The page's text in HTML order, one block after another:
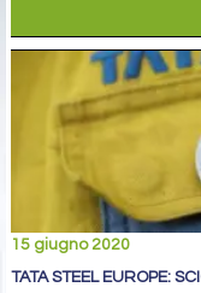
15 giugno 2020
TATA STEEL EUROPE: